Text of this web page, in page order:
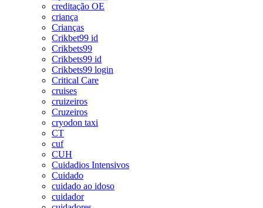
creditação OE
criança
Crianças
Crikbet99 id
Crikbets99
Crikbets99 id
Crikbets99 login
Critical Care
cruises
cruizeiros
Cruzeiros
cryodon taxi
CT
cuf
CUH
Cuidadios Intensivos
Cuidado
cuidado ao idoso
cuidador